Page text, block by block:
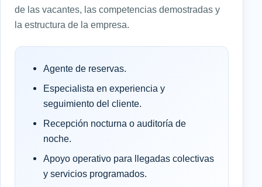
de las vacantes, las competencias demostradas y
la estructura de la empresa.
Agente de reservas.
Especialista en experiencia y
seguimiento del cliente.
Recepción nocturna o auditoría de
noche.
Apoyo operativo para llegadas colectivas
y servicios programados.